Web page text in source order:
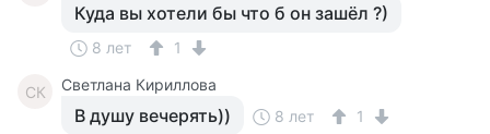
Куда вы хотели бы что б он зашёл ?)
8 лет 1
СК Светлана Кириллова
В душу вечерять)) 8 лет 1